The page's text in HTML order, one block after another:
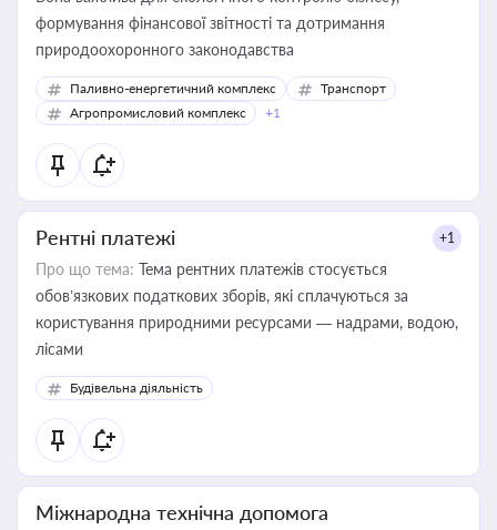
формування фінансової звітності та дотримання
природоохоронного законодавства
Паливно-енергетичний комплекс
Транспорт
Агропромисловий комплекс
+1
Рентні платежі +1
Про що тема: Тема рентних платежів стосується
обов’язкових податкових зборів, які сплачуються за
користування природними ресурсами — надрами, водою,
лісами
Будівельна діяльність
Міжнародна технічна допомога